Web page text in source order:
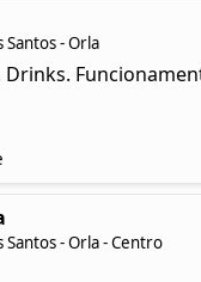
- Orla
- Orla - Centro